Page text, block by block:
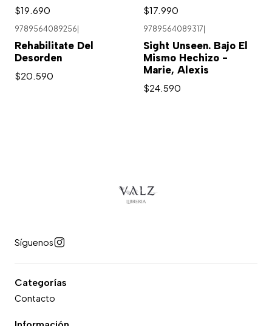
$19.690 $17.990
9789564089256
Rehabilitate Del
Desorden
$20.590
9789564089317
Sight Unseen. Bajo El
Mismo Hechizo -
Marie, Alexis
$24.590
Síguenos
Categorías
Contacto